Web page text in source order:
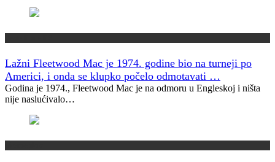
Lažni Fleetwood Mac je 1974. godine bio na turneji po
Americi, i onda se klupko počelo odmotavati …
Godina je 1974., Fleetwood Mac je na odmoru u Engleskoj i ništa
nije naslućivalo…